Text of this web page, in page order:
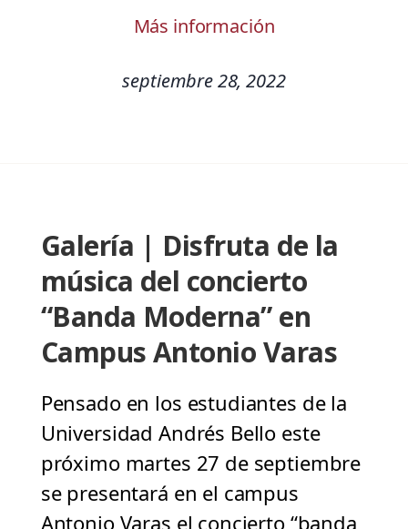
Más información
septiembre 28, 2022
Galería | Disfruta de la
música del concierto
“Banda Moderna” en
Campus Antonio Varas
Pensado en los estudiantes de la
Universidad Andrés Bello este
próximo martes 27 de septiembre
se presentará en el campus
Antonio Varas el concierto “banda